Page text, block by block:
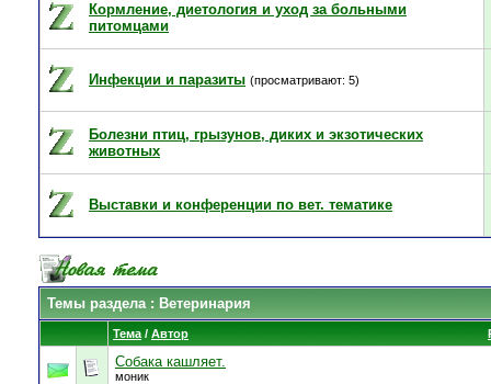
Кормление, диетология и уход за больными
питомцами
Инфекции и паразиты (просматривают: 5)
Болезни птиц, грызунов, диких и экзотических
животных
Выставки и конференции по вет. тематике
Темы раздела: Ветеринария
Тема / Автор
Собака кашляет.
моник